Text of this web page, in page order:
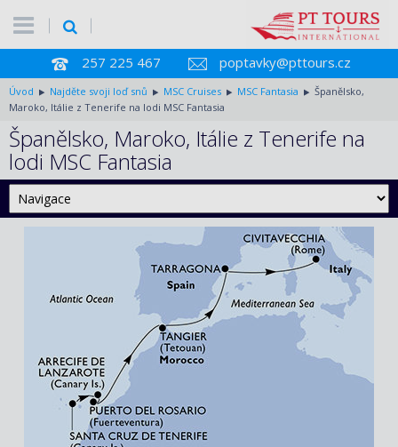
257 225 467 poptavky@pttours.cz
Úvod Najděte svoji loď snů MSC Cruises MSC Fantasia
Španělsko,
Maroko, Itálie z Tenerife na lodi MSC Fantasia
Španělsko, Maroko, Itálie z Tenerife na
lodi MSC Fantasia